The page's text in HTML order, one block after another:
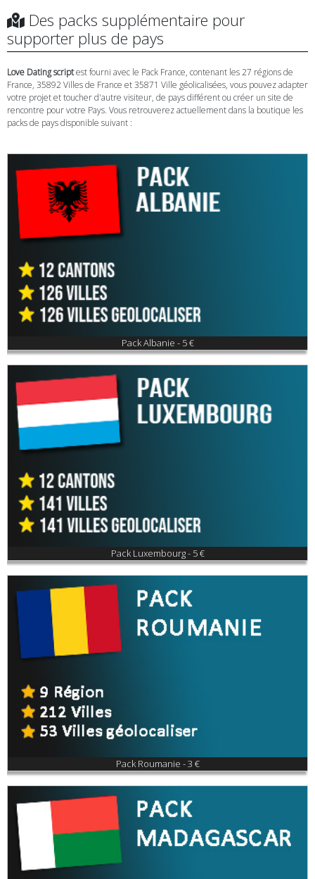
Des packs supplémentaire pour
supporter plus de pays
Love Dating scriptest fourni avec le Pack France, contenant les 27 régions de
France, 35892 Villes de France et 35871 Ville géolicalisées, vous pouvez adapter
votre projet et toucher d'autre visiteur, de pays différent ou créer un site de
rencontre pour votre Pays. Vous retrouverez actuellement dans la boutique les
packs de pays disponible suivant :
Pack Albanie - 5 €
Pack Luxembourg - 5 €
Pack Roumanie - 3 €